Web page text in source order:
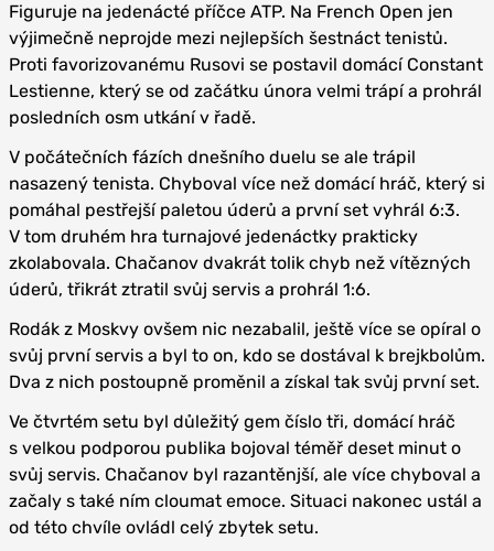
Figuruje na jedenácté příčce ATP. Na French Open jen
výjimečně neprojde mezi nejlepších šestnáct tenistů.
Proti favorizovanému Rusovi se postavil domácí Constant
Lestienne, který se od začátku února velmi trápí a prohrál
posledních osm utkání v řadě.
V počátečních fázích dnešního duelu se ale trápil
nasazený tenista. Chyboval více než domácí hráč, který si
pomáhal pestřejší paletou úderů a první set vyhrál 6:3.
V tom druhém hra turnajové jedenáctky prakticky
zkolabovala. Chačanov dvakrát tolik chyb než vítězných
úderů, třikrát ztratil svůj servis a prohrál 1:6.
Rodák z Moskvy ovšem nic nezabalil, ještě více se opíral o
svůj první servis a byl to on, kdo se dostával k brejkbolům.
Dva z nich postoupně proměnil a získal tak svůj první set.
Ve čtvrtém setu byl důležitý gem číslo tři, domácí hráč
s velkou podporou publika bojoval téměř deset minut o
svůj servis. Chačanov byl razantěnjší, ale více chyboval a
začaly s také ním cloumat emoce. Situaci nakonec ustál a
od této chvíle ovládl celý zbytek setu.